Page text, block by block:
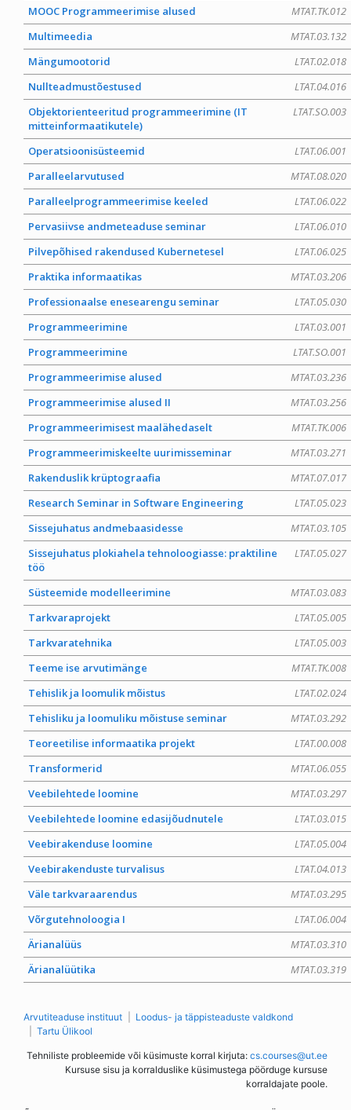
MTAT.TK.012
MOOC Programmeerimise alused
MTAT.03.132
Multimeedia
LTAT.02.018
Mängumootorid
LTAT.04.016
Nullteadmustõestused
LTAT.SO.003
Objektorienteeritud programmeerimine (IT
mitteinformaatikutele)
LTAT.06.001
Operatsioonisüsteemid
MTAT.08.020
Paralleelarvutused
LTAT.06.022
Paralleelprogrammeerimise keeled
LTAT.06.010
Pervasiivse andmeteaduse seminar
LTAT.06.025
Pilvepõhised rakendused Kubernetesel
MTAT.03.206
Praktika informaatikas
LTAT.05.030
Professionaalse enesearengu seminar
LTAT.03.001
Programmeerimine
LTAT.SO.001
Programmeerimine
MTAT.03.236
Programmeerimise alused
MTAT.03.256
Programmeerimise alused II
MTAT.TK.006
Programmeerimisest maalähedaselt
MTAT.03.271
Programmeerimiskeelte uurimisseminar
MTAT.07.017
Rakenduslik krüptograafia
LTAT.05.023
Research Seminar in Software Engineering
MTAT.03.105
Sissejuhatus andmebaasidesse
LTAT.05.027
Sissejuhatus plokiahela tehnoloogiasse: praktiline
töö
MTAT.03.083
Süsteemide modelleerimine
LTAT.05.005
Tarkvaraprojekt
LTAT.05.003
Tarkvaratehnika
MTAT.TK.008
Teeme ise arvutimänge
LTAT.02.024
Tehislik ja loomulik mõistus
MTAT.03.292
Tehisliku ja loomuliku mõistuse seminar
LTAT.00.008
Teoreetilise informaatika projekt
MTAT.06.055
Transformerid
MTAT.03.297
Veebilehtede loomine
LTAT.03.015
Veebilehtede loomine edasijõudnutele
LTAT.05.004
Veebirakenduse loomine
LTAT.04.013
Veebirakenduste turvalisus
MTAT.03.295
Väle tarkvaraarendus
LTAT.06.004
Võrgutehnoloogia I
MTAT.03.310
Ärianalüüs
MTAT.03.319
Ärianalüütika
Arvutiteaduse instituut
Loodus- ja täppisteaduste valdkond
Tartu Ülikool
Tehniliste probleemide või küsimuste korral kirjuta: cs.courses@ut.ee
Kursuse sisu ja korralduslike küsimustega pöörduge kursuse
korraldajate poole.